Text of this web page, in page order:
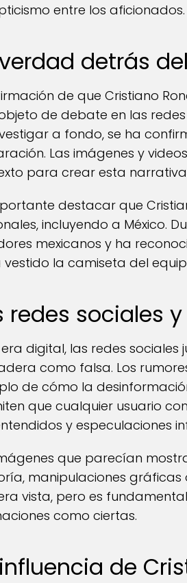
entre los
detrás
de que Cristiano
de debate en las
a fondo, se ha
Las imágenes y
para crear esta
destacar que
incluyendo a México.
mexicanos y ha
vestido la camiseta del
redes sociales
era digital, las redes
como falsa. Los
de cómo la
que cualquier usuario
y especulaciones
que parecían
manipulaciones gráficas
vista, pero es
como ciertas.
de